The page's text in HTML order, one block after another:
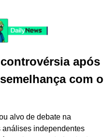
após
com o
alvo de debate na
independentes